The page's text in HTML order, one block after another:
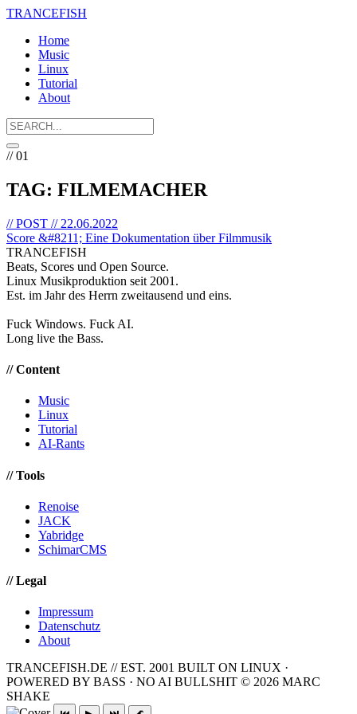
TRANCEFISH
Home
Music
Linux
Tutorial
About
// 01
TAG: FILMEMACHER
// POST // 22.06.2022
Score &#8211; Eine Dokumentation über Filmmusik
TRANCEFISH
Beats, Scores und Open Source.
Linux Musikproduktion seit 2001.
Est. im Jahr des Herrn zweitausend und eins.
Fuck Windows. Fuck AI.
Long live the Bass.
// Content
Music
Linux
Tutorial
AI-Rants
// Tools
Renoise
JACK
Yabridge
SchimarCMS
// Legal
Impressum
Datenschutz
About
TRANCEFISH.DE // EST. 2001 BUILT ON LINUX ·
POWERED BY BASS · NO AI BULLSHIT © 2026 MARC
SHAKE